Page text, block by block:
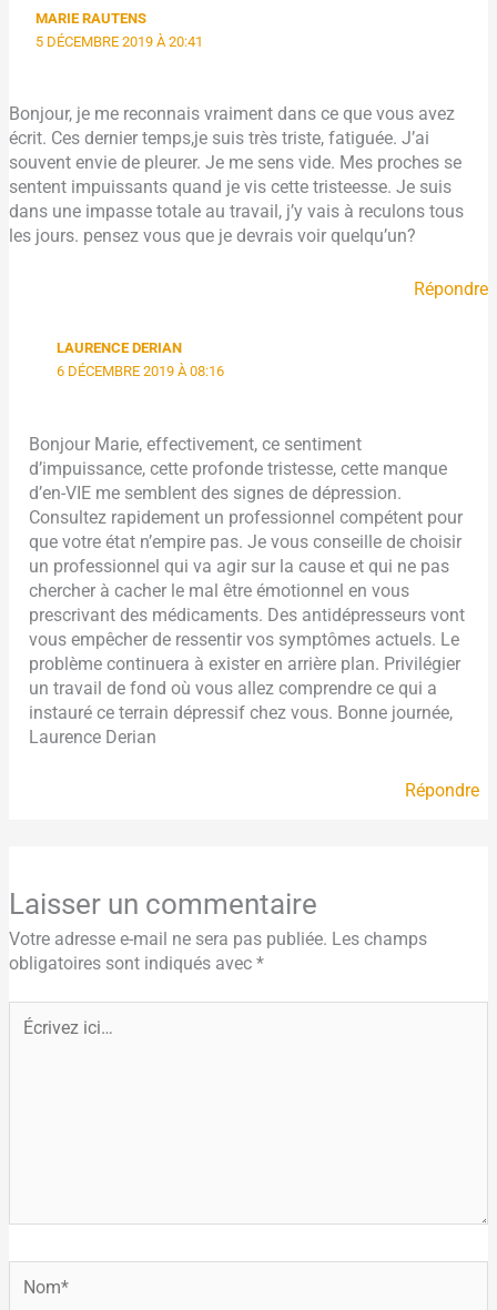
MARIE RAUTENS
5 DÉCEMBRE 2019 À 20:41
Bonjour, je me reconnais vraiment dans ce que vous avez
écrit. Ces dernier temps,je suis très triste, fatiguée. J’ai
souvent envie de pleurer. Je me sens vide. Mes proches se
sentent impuissants quand je vis cette tristeesse. Je suis
dans une impasse totale au travail, j’y vais à reculons tous
les jours. pensez vous que je devrais voir quelqu’un?
Répondre
LAURENCE DERIAN
6 DÉCEMBRE 2019 À 08:16
Bonjour Marie, effectivement, ce sentiment
d’impuissance, cette profonde tristesse, cette manque
d’en-VIE me semblent des signes de dépression.
Consultez rapidement un professionnel compétent pour
que votre état n’empire pas. Je vous conseille de choisir
un professionnel qui va agir sur la cause et qui ne pas
chercher à cacher le mal être émotionnel en vous
prescrivant des médicaments. Des antidépresseurs vont
vous empêcher de ressentir vos symptômes actuels. Le
problème continuera à exister en arrière plan. Privilégier
un travail de fond où vous allez comprendre ce qui a
instauré ce terrain dépressif chez vous. Bonne journée,
Laurence Derian
Répondre
Laisser un commentaire
Votre adresse e-mail ne sera pas publiée. Les champs
obligatoires sont indiqués avec*
Écrivez
ici…